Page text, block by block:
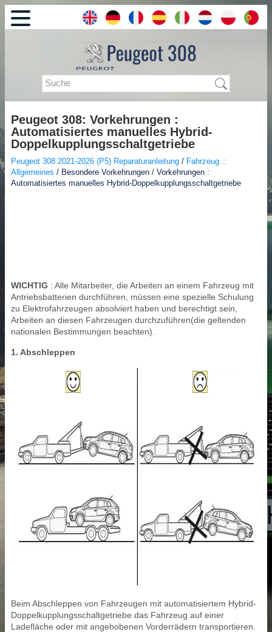
Peugeot 308: Vorkehrungen :
Automatisiertes manuelles Hybrid-
Doppelkupplungsschaltgetriebe
Peugeot 308 2021-2026 (P5) Reparaturanleitung / Fahrzeug ::
Allgemeines / Besondere Vorkehrungen / Vorkehrungen :
Automatisiertes manuelles Hybrid-Doppelkupplungsschaltgetriebe
WICHTIG : Alle Mitarbeiter, die Arbeiten an einem Fahrzeug mit
Antriebsbatterien durchführen, müssen eine spezielle Schulung
zu Elektrofahrzeugen absolviert haben und berechtigt sein,
Arbeiten an diesen Fahrzeugen durchzuführen(die geltenden
nationalen Bestimmungen beachten).
1. Abschleppen
Beim Abschleppen von Fahrzeugen mit automatisiertem Hybrid-
Doppelkupplungsschaltgetriebe das Fahrzeug auf einer
Ladefläche oder mit angehobenen Vorderrädern transportieren.